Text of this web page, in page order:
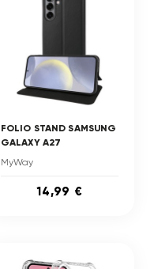
FOLIO STAND SAMSUNG
GALAXY A27
MyWay
14,99 €